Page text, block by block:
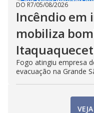
DO R7/05/08/2026
Incêndio em
mobiliza
Fogo atingiu empresa
evacuação na Grande